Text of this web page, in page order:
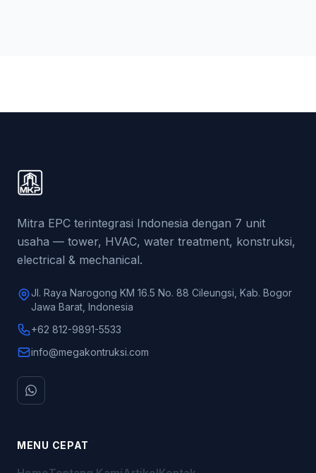
Mitra EPC terintegrasi Indonesia dengan 7 unit
usaha — tower, HVAC, water treatment, konstruksi,
electrical & mechanical.
Jl. Raya Narogong KM 16.5 No. 88 Cileungsi, Kab. Bogor
Jawa Barat, Indonesia
+62 812-9891-5533
info@megakontruksi.com
MENU CEPAT